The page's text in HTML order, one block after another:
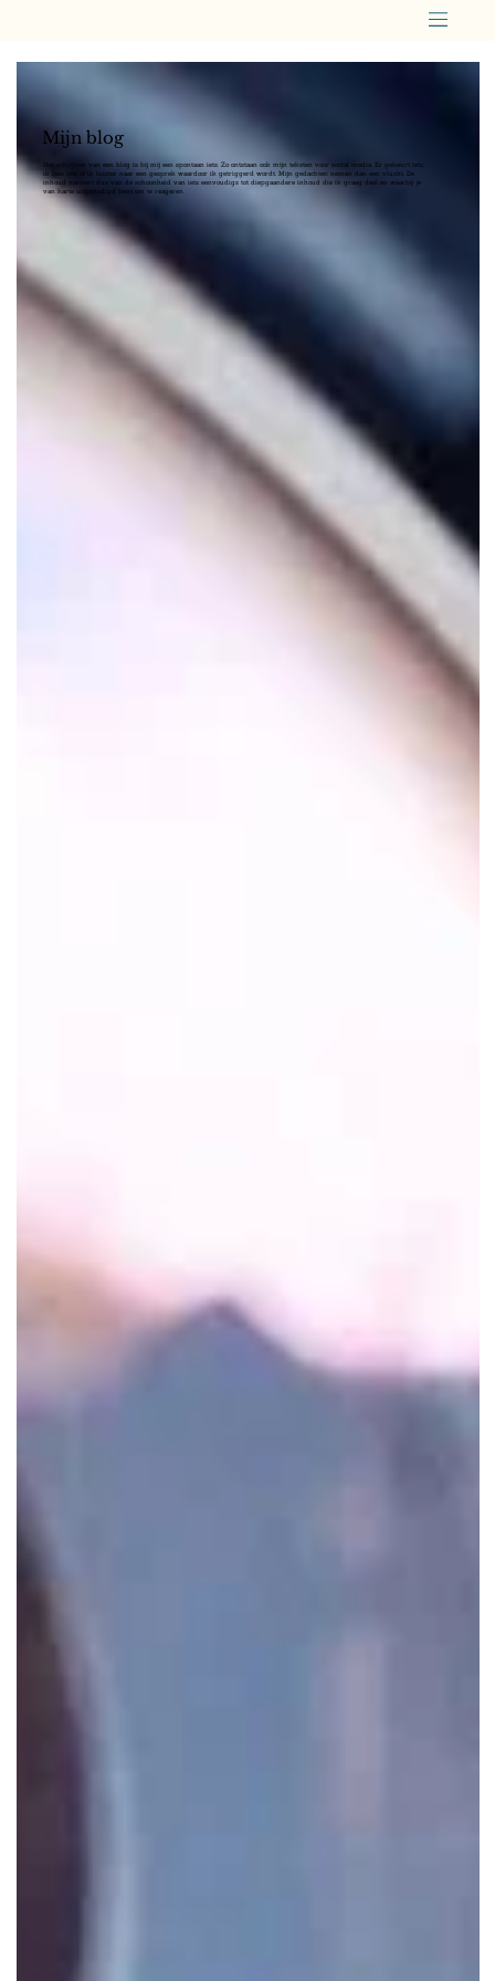
Mijn blog
Het schrijven van een blog is bij mij een spontaan iets. Zo ontstaan ook mijn teksten voor social media. Er gebeurt iets,
ik lees iets of ik luister naar een gesprek waardoor ik getriggerd wordt. Mijn gedachten nemen dan een vlucht. De
inhoud varieert dus van de schoonheid van iets eenvoudigs tot diepgaandere inhoud die ik graag deel en waarbij je
van harte uitgenodigd bent om te reageren.